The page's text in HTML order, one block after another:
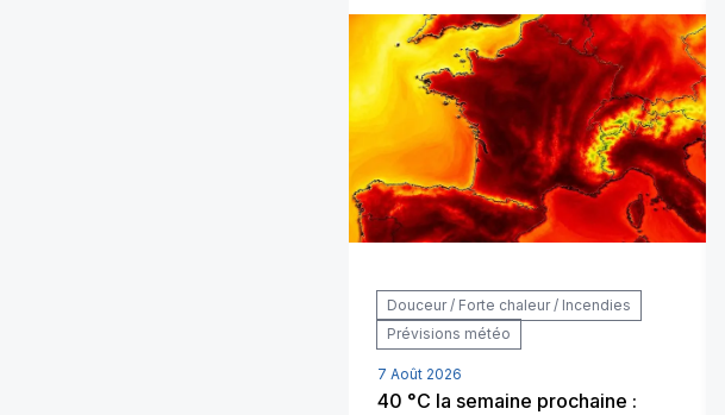
Douceur / Forte chaleur / Incendies
Prévisions météo
7 Août 2026
40 °C la semaine prochaine :